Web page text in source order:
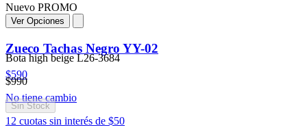
Nuevo PROMO
Ver Opciones
Zueco Tachas Negro YY-02
$590
No tiene cambio
12 cuotas sin interés de $50
Bota high beige L26-3684
$990
Sin Stock